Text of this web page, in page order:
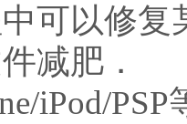
可以修
减肥．
iPod/